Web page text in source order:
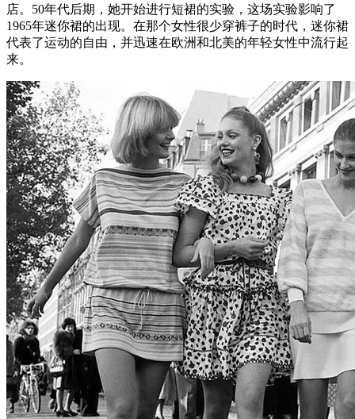
店。50年代后期，她开始进行短裙的实验，这场实验影响了
1965年迷你裙的出现。在那个女性很少穿裤子的时代，迷你裙
代表了运动的自由，并迅速在欧洲和北美的年轻女性中流行起
来。